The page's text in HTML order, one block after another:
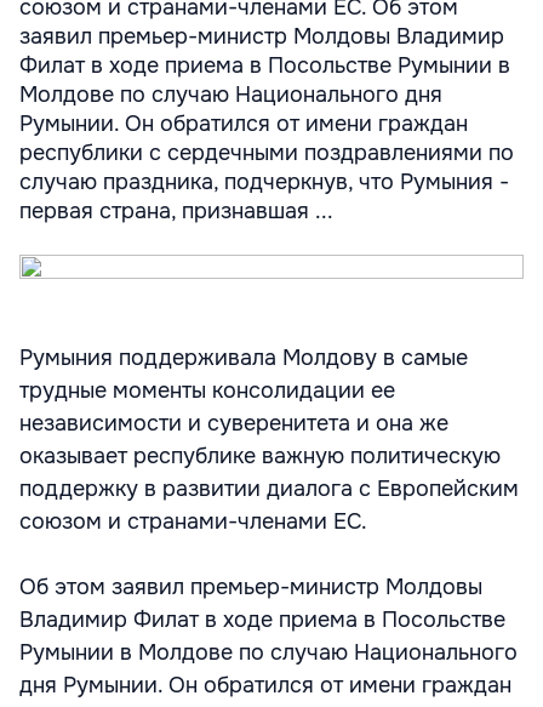
союзом и странами-членами ЕС. Об этом
заявил премьер-министр Молдовы Владимир
Филат в ходе приема в Посольстве Румынии в
Молдове по случаю Национального дня
Румынии. Он обратился от имени граждан
республики с сердечными поздравлениями по
случаю праздника, подчеркнув, что Румыния -
первая страна, признавшая ...
Румыния поддерживала Молдову в самые
трудные моменты консолидации ее
независимости и суверенитета и она же
оказывает республике важную политическую
поддержку в развитии диалога с Европейским
союзом и странами-членами ЕС.
Об этом заявил премьер-министр Молдовы
Владимир Филат в ходе приема в Посольстве
Румынии в Молдове по случаю Национального
дня Румынии. Он обратился от имени граждан